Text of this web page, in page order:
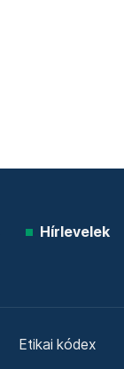
Hírlevelek
Etikai kódex